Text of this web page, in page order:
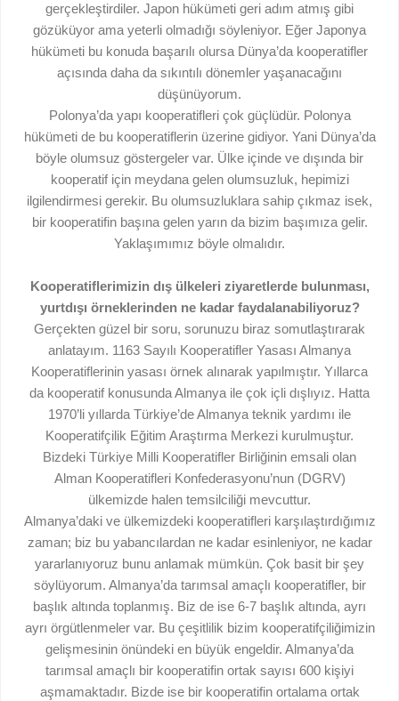
gerçekleştirdiler. Japon hükümeti geri adım atmış gibi
gözüküyor ama yeterli olmadığı söyleniyor. Eğer Japonya
hükümeti bu konuda başarılı olursa Dünya’da kooperatifler
açısında daha da sıkıntılı dönemler yaşanacağını
düşünüyorum.
Polonya’da yapı kooperatifleri çok güçlüdür. Polonya
hükümeti de bu kooperatiflerin üzerine gidiyor. Yani Dünya’da
böyle olumsuz göstergeler var. Ülke içinde ve dışında bir
kooperatif için meydana gelen olumsuzluk, hepimizi
ilgilendirmesi gerekir. Bu olumsuzluklara sahip çıkmaz isek,
bir kooperatifin başına gelen yarın da bizim başımıza gelir.
Yaklaşımımız böyle olmalıdır.
Kooperatiflerimizin dış ülkeleri ziyaretlerde bulunması,
yurtdışı örneklerinden ne kadar faydalanabiliyoruz?
Gerçekten güzel bir soru, sorunuzu biraz somutlaştırarak
anlatayım. 1163 Sayılı Kooperatifler Yasası Almanya
Kooperatiflerinin yasası örnek alınarak yapılmıştır. Yıllarca
da kooperatif konusunda Almanya ile çok içli dışlıyız. Hatta
1970’li yıllarda Türkiye’de Almanya teknik yardımı ile
Kooperatifçilik Eğitim Araştırma Merkezi kurulmuştur.
Bizdeki Türkiye Milli Kooperatifler Birliğinin emsali olan
Alman Kooperatifleri Konfederasyonu’nun (DGRV)
ülkemizde halen temsilciliği mevcuttur.
Almanya’daki ve ülkemizdeki kooperatifleri karşılaştırdığımız
zaman; biz bu yabancılardan ne kadar esinleniyor, ne kadar
yararlanıyoruz bunu anlamak mümkün. Çok basit bir şey
söylüyorum. Almanya’da tarımsal amaçlı kooperatifler, bir
başlık altında toplanmış. Biz de ise 6-7 başlık altında, ayrı
ayrı örgütlenmeler var. Bu çeşitlilik bizim kooperatifçiliğimizin
gelişmesinin önündeki en büyük engeldir. Almanya’da
tarımsal amaçlı bir kooperatifin ortak sayısı 600 kişiyi
aşmamaktadır. Bizde ise bir kooperatifin ortalama ortak